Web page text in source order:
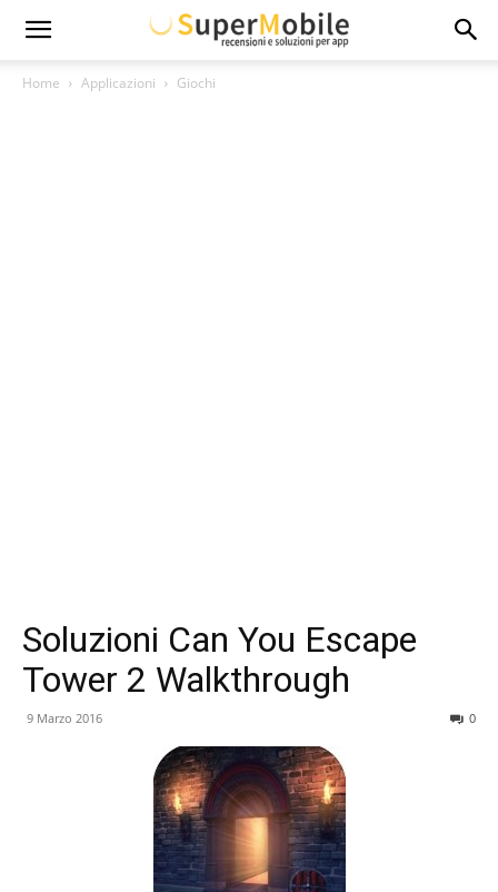
Super
Home Applicazioni Giochi
Soluzioni Can You Escape
Tower 2 Walkthrough
9 Marzo 2016 0